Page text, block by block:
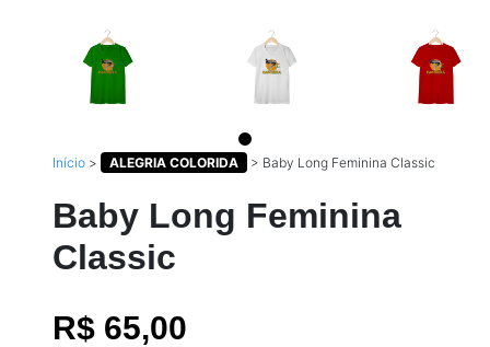
Início > ALEGRIA COLORIDA > Baby Long Feminina Classic
Baby Long Feminina
Classic
R$ 65,00